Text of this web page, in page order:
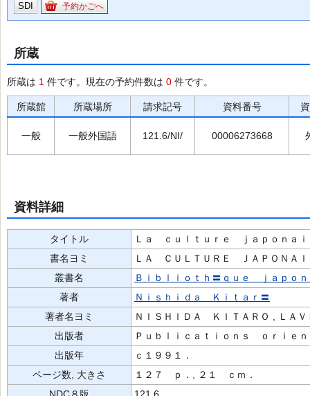
SDI 予約かごへ
所蔵
所蔵は 1 件です。現在の予約件数は 0 件です。
所蔵館 所蔵場所 請求記号 資料番号
一般 一般外国語 121.6/NI/ 00006273668
資料詳細
タイトル
Ｌａ ｃｕｌｔｕｒｅ ｊａｐｏｎａ
書名ヨミ
ＬＡ ＣＵＬＴＵＲＥ ＪＡＰＯＮＡ
叢書名
Ｂｉｂｌｉｏｔｈ〓ｑｕｅ ｊａｐｏ
著者
Ｎｉｓｈｉｄａ Ｋｉｔａｒ〓
著者名ヨミ
ＮＩＳＨＩＤＡ ＫＩＴＡＲＯ , ＬＡ
出版者
Ｐｕｂｌｉｃａｔｉｏｎｓ ｏｒｉｅ
出版年
ｃ１９９１．
ページ数, 大きさ
１２７ ｐ．, ２１ ｃｍ．